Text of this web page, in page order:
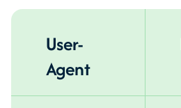
User-
Agent